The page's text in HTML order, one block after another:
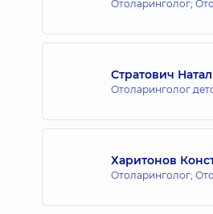
Отоларинголог;
Стратович
Отоларинголог
Харитонов
Отоларинголог;